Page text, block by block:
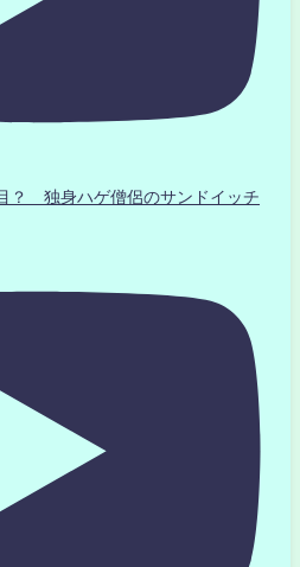
？ 独身ハゲ僧侶のサンドイッチ